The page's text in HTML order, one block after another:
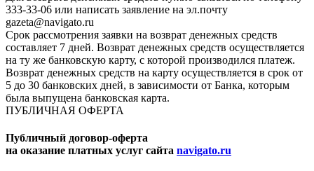
333-33-06 или написать заявление на эл.почту
gazeta@navigato.ru
Срок рассмотрения заявки на возврат денежных средств
составляет 7 дней. Возврат денежных средств осуществляется
на ту же банковскую карту, с которой производился платеж.
Возврат денежных средств на карту осуществляется в срок от
5 до 30 банковских дней, в зависимости от Банка, которым
была выпущена банковская карта.
ПУБЛИЧНАЯ ОФЕРТА
Публичный договор-оферта
на оказание платных услуг сайта navigato.ru